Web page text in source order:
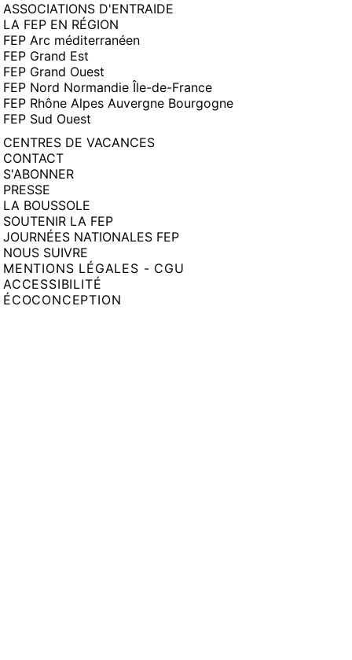
ASSOCIATIONS D'ENTRAIDE
LA FEP EN RÉGION
FEP Arc méditerranéen
FEP Grand Est
FEP Grand Ouest
FEP Nord Normandie Île-de-France
FEP Rhône Alpes Auvergne Bourgogne
FEP Sud Ouest
CENTRES DE VACANCES
CONTACT
S'ABONNER
PRESSE
LA BOUSSOLE
SOUTENIR LA FEP
JOURNÉES NATIONALES FEP
NOUS SUIVRE
MENTIONS LÉGALES - CGU
ACCESSIBILITÉ
ÉCOCONCEPTION